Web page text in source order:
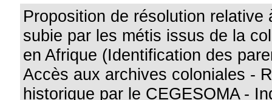
Proposition de résolution relative
subie par les métis issus de la
en Afrique (Identification des
Accès aux archives coloniales -
historique par le CEGESOMA -